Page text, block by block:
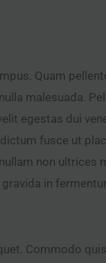
Quam
malesuada.
egestas dui
fusce ut
non ultrices
in
Commodo